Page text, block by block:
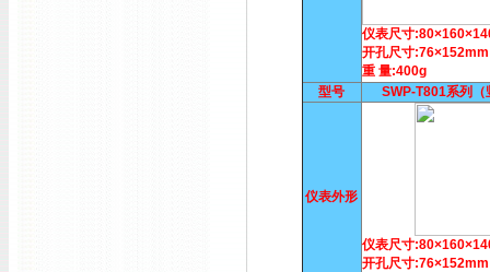
仪表尺寸
开孔尺寸:76×152mm
重 量:400g
型号
SWP-T801系列（
仪表外形
仪表尺寸
开孔尺寸:76×152mm